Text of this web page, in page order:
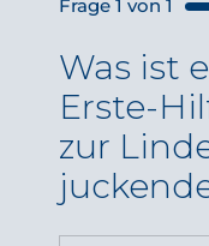
Frage 1 von 1
Was ist
Erste-
zur